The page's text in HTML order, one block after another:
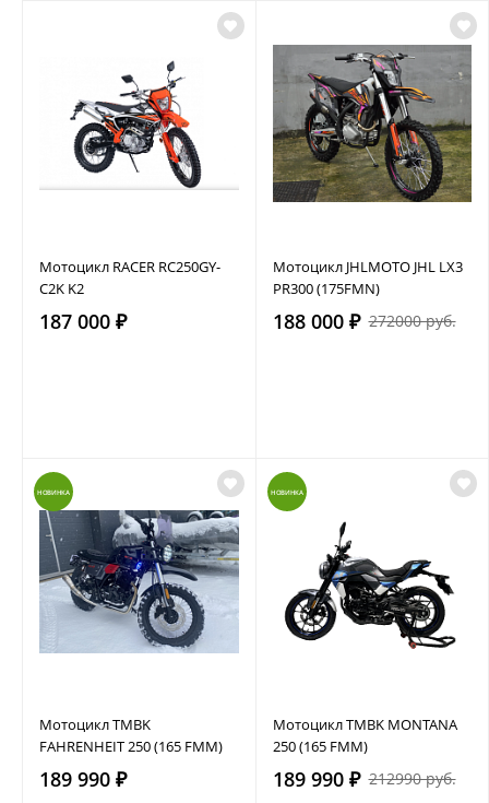
Мотоцикл RACER RC250GY-
C2K K2
187 000 ₽
Мотоцикл JHLMOTO JHL LX3
PR300 (175FMN)
188 000 ₽ 272000 руб.
НОВИНКА
Мотоцикл TMBK
FAHRENHEIT 250 (165 FMM)
189 990 ₽
НОВИНКА
Мотоцикл TMBK MONTANA
250 (165 FMM)
189 990 ₽ 212990 руб.